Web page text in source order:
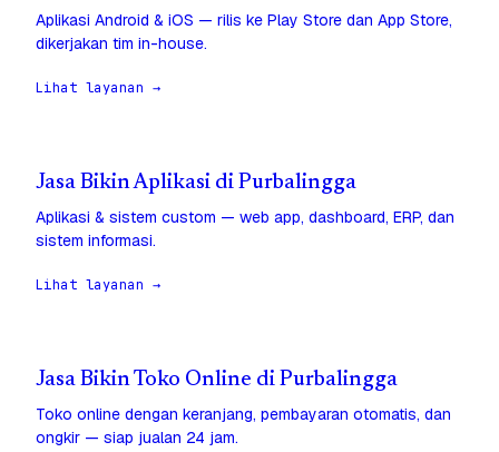
Aplikasi Android & iOS — rilis ke Play Store dan App Store,
dikerjakan tim in-house.
Lihat layanan →
Jasa Bikin Aplikasi di Purbalingga
Aplikasi & sistem custom — web app, dashboard, ERP, dan
sistem informasi.
Lihat layanan →
Jasa Bikin Toko Online di Purbalingga
Toko online dengan keranjang, pembayaran otomatis, dan
ongkir — siap jualan 24 jam.